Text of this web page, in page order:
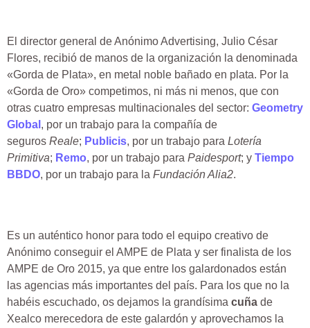
El director general de Anónimo Advertising, Julio César
Flores, recibió de manos de la organización la denominada
«Gorda de Plata», en metal noble bañado en plata. Por la
«Gorda de Oro» competimos, ni más ni menos, que con
otras cuatro empresas multinacionales del sector: Geometry
Global , por un trabajo para la compañía de
seguros Reale; Publicis, por un trabajo para Lotería
Primitiva; Remo, por un trabajo para Paidesport; y Tiempo
BBDO, por un trabajo para la Fundación Alia2.
Es un auténtico honor para todo el equipo creativo de
Anónimo conseguir el AMPE de Plata y ser finalista de los
AMPE de Oro 2015, ya que entre los galardonados están
las agencias más importantes del país. Para los que no la
habéis escuchado, os dejamos la grandísima cuña de
Xealco merecedora de este galardón y aprovechamos la